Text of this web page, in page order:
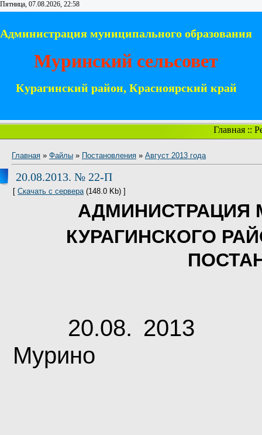
Пятница, 07.08.2026, 22:58
Администрация муниципального образования
Муринский сельсовет
Курагинский район, Красноярский край
Главная::
Главная » Файлы » Постановления » Август 2013 года
20.08.2013. № 22-П
[ Скачать с сервера(148.0 Kb) ]
АДМИНИСТРАЦИЯ
КУРАГИНСКОГО
20.08. 2013
Мурино